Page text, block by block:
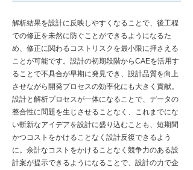
解析結果を設計に反映しやすくなることで、後工程
での修正を未然に防ぐことができるようになるた
め、修正に関わるコストリスクを最小限に押さえる
ことが可能です。設計の初期段階からCAEを活用す
ることで不具合が早期に発見でき、設計品質を向上
させながら開発プロセスの効率化にも大きく貢献。
設計と解析プロセスが一体になることで、データの
整合性に問題を生じさせることなく、これまでにな
い斬新なアイデアを設計に盛り込むことも、短期間
かつコストをかけることなく設計反復できるよう
に。余計なコストをかけることなく競争力のある設
計案が提示できるようになることで、設計の力で企